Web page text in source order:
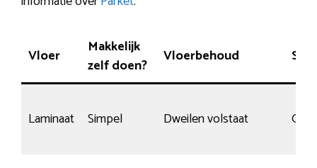
Vloer
Makkelijk
zelf doen?
Vloerbehoud
Laminaat Simpel Dweilen volstaat